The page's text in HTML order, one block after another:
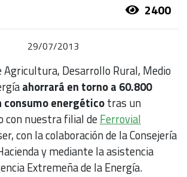
2400
29/07/2013
Agricultura, Desarrollo Rural, Medio
ahorrará en torno a 60.800
consumo energéticotras un
con nuestra filial deFerrovial
con la colaboración de la Consejería
y mediante la asistencia
Extremeña de la Energía.